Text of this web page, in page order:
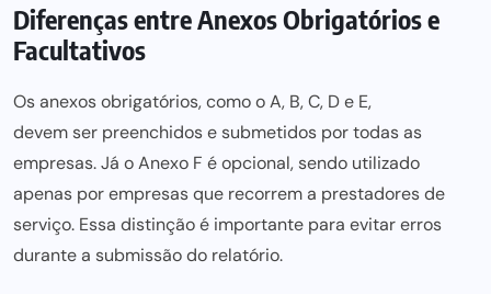
Diferenças entre Anexos Obrigatórios e
Facultativos
Os anexos obrigatórios, como o A, B, C, D e E,
devem ser preenchidose submetidos por todas as
empresas. Já o Anexo F é opcional, sendo utilizado
apenas por empresas que recorrem a prestadores de
serviço. Essa distinção é importante para evitar erros
durante a submissão do relatório.